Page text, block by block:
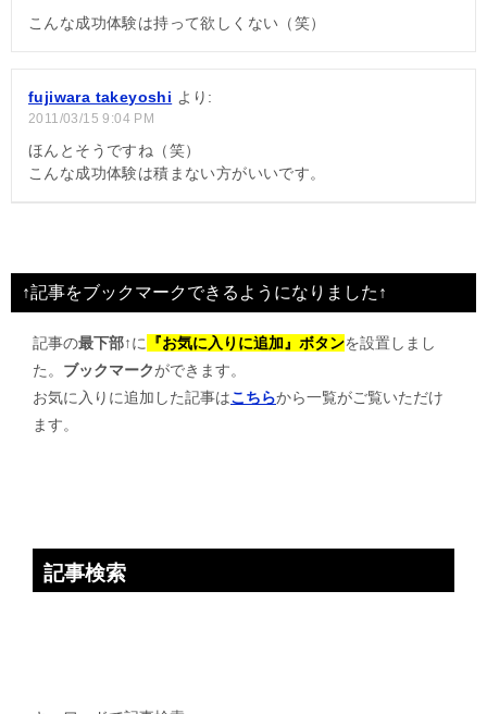
こんな成功体験は持って欲しくない（笑）
fujiwara takeyoshi より:
2011/03/15 9:04 PM
ほんとそうですね（笑）
こんな成功体験は積まない方がいいです。
↑記事をブックマークできるようになりました↑
記事の最下部↑に 『お気に入りに追加』ボタンを設置しまし
た。 ブックマークができます。
お気に入りに追加した記事はこちらから一覧がご覧いただけ
ます。
記事検索